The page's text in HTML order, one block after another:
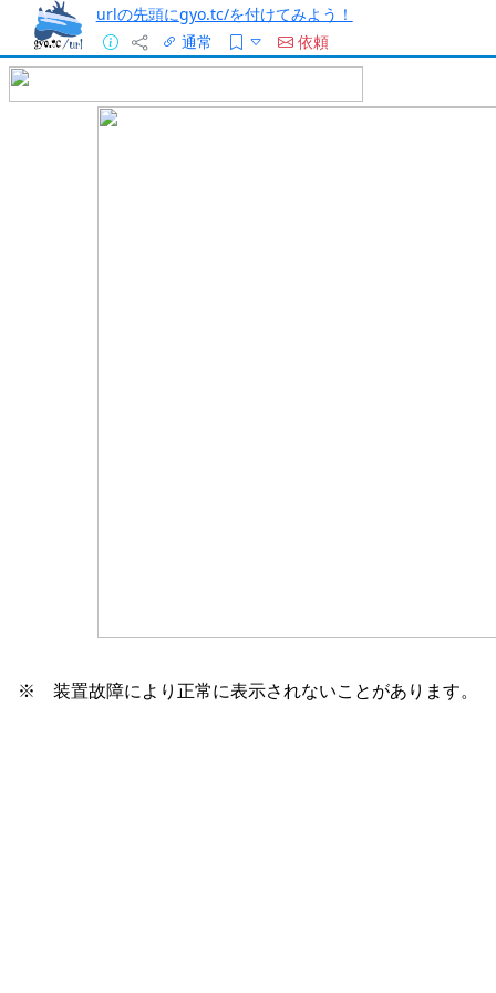
urlの先頭にgyo.tc/を付けてみよう！
通常
依頼